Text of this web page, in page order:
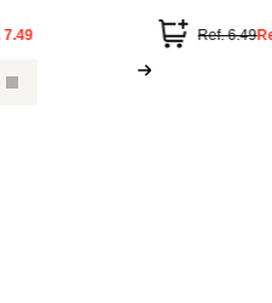
7.49
800 mlRef.6.49